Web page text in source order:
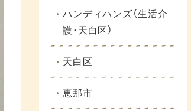
ハンディハンズ（生活介
護・天白区）
天白区
恵那市